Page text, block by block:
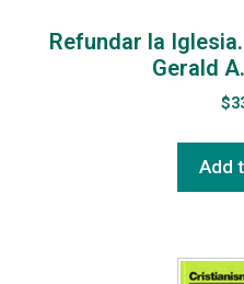
Refundar la
Gerald
$
Add